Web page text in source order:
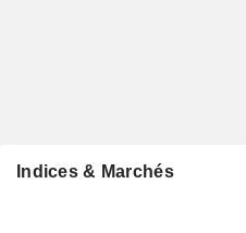
Indices & Marchés